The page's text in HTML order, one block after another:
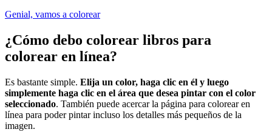
Genial, vamos a colorear
¿Cómo debo colorear libros para
colorear en línea?
Es bastante simple. Elija un color, haga clic en él y luego
simplemente haga clic en el área que desea pintar con el color
seleccionado. También puede acercar la página para colorear en
línea para poder pintar incluso los detalles más pequeños de la
imagen.